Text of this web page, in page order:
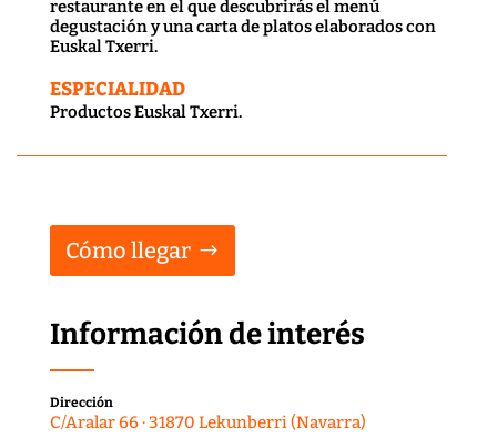
restaurante en el que descubrirás el menú
degustación y una carta de platos elaborados con
Euskal Txerri.
ESPECIALIDAD
Productos Euskal Txerri.
Cómo llegar
Información de interés
Dirección
C/Aralar 66 · 31870 Lekunberri (Navarra)